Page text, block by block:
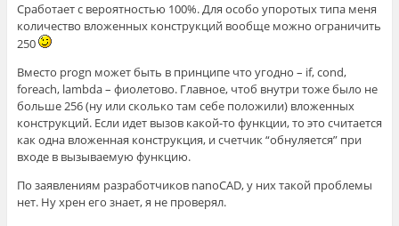
Сработает с вероятностью 100%. Для особо упоротых типа меня
количество вложенных конструкций вообще можно ограничить
250
Вместо progn может быть в принципе что угодно – if, cond,
foreach, lambda – фиолетово. Главное, чтоб внутри тоже было не
больше 256 (ну или сколько там себе положили) вложенных
конструкций. Если идет вызов какой-то функции, то это считается
как одна вложенная конструкция, и счетчик “обнуляется” при
входе в вызываемую функцию.
По заявлениям разработчиков nanoCAD, у них такой проблемы
нет. Ну хрен его знает, я не проверял.